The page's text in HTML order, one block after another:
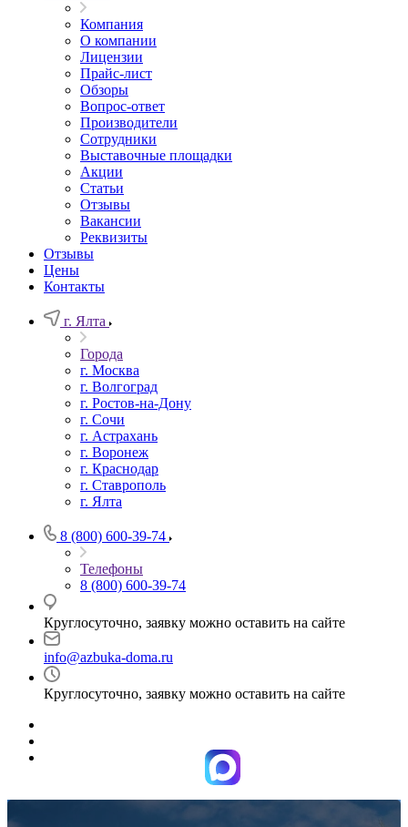
Компания
О компании
Лицензии
Прайс-лист
Обзоры
Вопрос-ответ
Производители
Сотрудники
Выставочные площадки
Акции
Статьи
Отзывы
Вакансии
Реквизиты
Отзывы
Цены
Контакты
г. Ялта
Города
г. Москва
г. Волгоград
г. Ростов-на-Дону
г. Сочи
г. Астрахань
г. Воронеж
г. Краснодар
г. Ставрополь
г. Ялта
8 (800) 600-39-74
Телефоны
8 (800) 600-39-74
Круглосуточно, заявку можно оставить на сайте
info@azbuka-doma.ru
Круглосуточно, заявку можно оставить на сайте